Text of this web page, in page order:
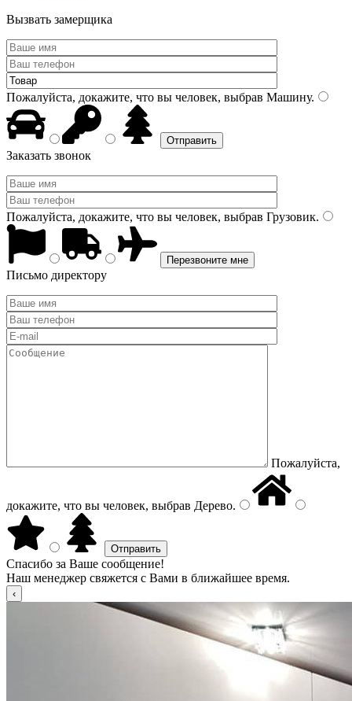
Вызвать замерщика
Пожалуйста, докажите, что вы человек, выбрав Машину.
Заказать звонок
Пожалуйста, докажите, что вы человек, выбрав Грузовик.
Письмо директору
Пожалуйста,
докажите, что вы человек, выбрав Дерево.
Спасибо за Ваше сообщение!
Наш менеджер свяжется с Вами в ближайшее время.